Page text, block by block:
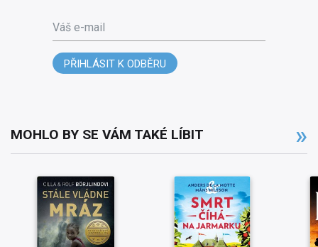
Váš e-mail
PŘIHLÁSIT K ODBĚRU
MOHLO BY SE VÁM TAKÉ LÍBIT